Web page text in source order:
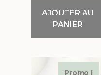
AJOUTER AU
PANIER
Promo !